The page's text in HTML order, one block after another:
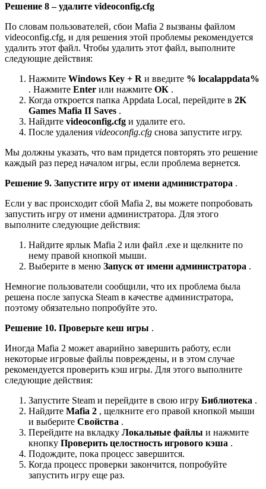
Решение 8 – удалите videoconfig.cfg
По словам пользователей, сбои Mafia 2 вызваны файлом
videoconfig.cfg, и для решения этой проблемы рекомендуется
удалить этот файл. Чтобы удалить этот файл, выполните
следующие действия:
Нажмите Windows Key + R и введите % localappdata%
. Нажмите Enter или нажмите ОК .
Когда откроется папка Appdata Local, перейдите в 2K
Games Mafia II Saves .
Найдите videoconfig.cfg и удалите его.
После удаления videoconfig.cfg снова запустите игру.
Мы должны указать, что вам придется повторять это решение
каждый раз перед началом игры, если проблема вернется.
Решение 9. Запустите игру от имени администратора .
Если у вас происходит сбой Mafia 2, вы можете попробовать
запустить игру от имени администратора. Для этого
выполните следующие действия:
Найдите ярлык Mafia 2 или файл .exe и щелкните по
нему правой кнопкой мыши.
Выберите в меню Запуск от имени администратора .
Немногие пользователи сообщили, что их проблема была
решена после запуска Steam в качестве администратора,
поэтому обязательно попробуйте это.
Решение 10. Проверьте кеш игры .
Иногда Mafia 2 может аварийно завершить работу, если
некоторые игровые файлы повреждены, и в этом случае
рекомендуется проверить кэш игры. Для этого выполните
следующие действия:
Запустите Steam и перейдите в свою игру Библиотека .
Найдите Mafia 2 , щелкните его правой кнопкой мыши
и выберите Свойства .
Перейдите на вкладку Локальные файлы и нажмите
кнопку Проверить целостность игрового кэша .
Подождите, пока процесс завершится.
Когда процесс проверки закончится, попробуйте
запустить игру еще раз.